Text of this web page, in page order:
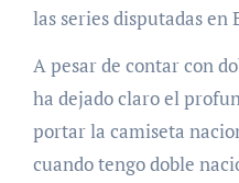
las series disputadas en
A pesar de contar con
ha dejado claro el
portar la camiseta
cuando tengo doble